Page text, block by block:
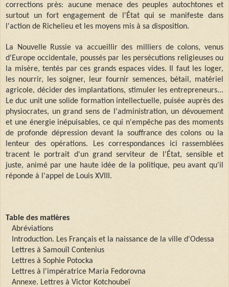
corrections près: aucune menace des peuples autochtones et
surtout un fort engagement de l'État qui se manifeste dans
l'action de Richelieu et les moyens mis à sa disposition.
La Nouvelle Russie va accueillir des milliers de colons, venus
d'Europe occidentale, poussés par les persécutions religieuses ou
la misère, tentés par ces grands espaces vides. Il faut les loger,
les nourrir, les soigner, leur fournir semences, bétail, matériel
agricole, décider des implantations, stimuler les entrepreneurs...
Le duc unit une solide formation intellectuelle, puisée auprès des
physiocrates, un grand sens de l'administration, un dévouement
et une énergie inépuisables, ce qui n'empêche pas des moments
de profonde dépression devant la souffrance des colons ou la
lenteur des opérations. Les correspondances ici rassemblées
tracent le portrait d'un grand serviteur de l'État, sensible et
juste, animé par une haute idée de la politique, peu avant qu'il
réponde à l'appel de Louis XVIII.
Table des matières
Abréviations
Introduction. Les Français et la naissance de la ville d'Odessa
Lettres à Samouïl Contenius
Lettres à Sophie Potocka
Lettres à l'impératrice Maria Fedorovna
Annexe. Lettres à Victor Kotchoubeï